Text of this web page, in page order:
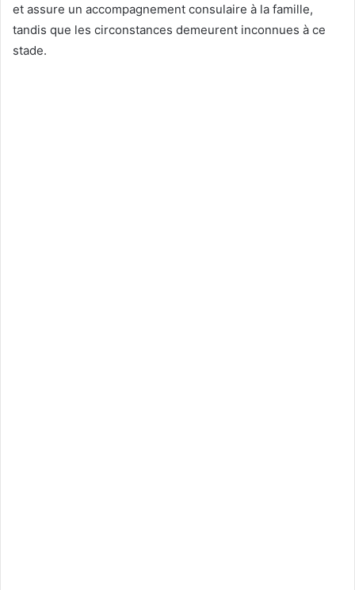
et assure un accompagnement consulaire à la famille,
tandis que les circonstances demeurent inconnues à ce
stade.